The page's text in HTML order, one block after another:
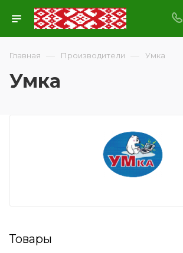
Главная — Производители — Умка
Умка
Товары